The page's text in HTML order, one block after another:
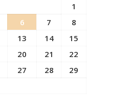
1
6 7
8
13 14
15
20 21
22
27 28
29